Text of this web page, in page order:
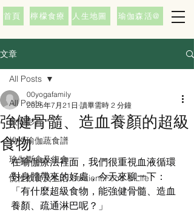
首頁 檸檬食療 人生地圖 瑜伽森活@
文章
All Posts
教學影片
悅性瑜伽蔬食譜
瑜伽斷食及復食
悅性飲食及生活 Sentient Food & Life
All Posts
強健骨髓、造血養顏的超級
食物
00yogafamily
2025年7月21日 讀畢需時 2 分鐘
在瑜伽療法裡面，我們很重視血液循環
對身體帶來的好處，今天來聊一下：
「有什麼超級食物，能強健骨髓、造血
養顏、疏通淋巴呢？」